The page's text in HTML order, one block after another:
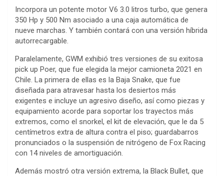
Incorpora un potente motor V6 3.0 litros turbo, que genera
350 Hp y 500 Nm asociado a una caja automática de
nueve marchas. Y también contará con una versión híbrida
autorrecargable.
Paralelamente, GWM exhibió tres versiones de su exitosa
pick up Poer, que fue elegida la mejor camioneta 2021 en
Chile. La primera de ellas es la Baja Snake, que fue
diseñada para atravesar hasta los desiertos más
exigentes e incluye un agresivo diseño, así como piezas y
equipamiento acorde para soportar los trayectos más
extremos, como el snorkel, el kit de elevación, que le da 5
centímetros extra de altura contra el piso; guardabarros
pronunciados o la suspensión de nitrógeno de Fox Racing
con 14 niveles de amortiguación.
Además mostró otra versión extrema, la Black Bullet, que